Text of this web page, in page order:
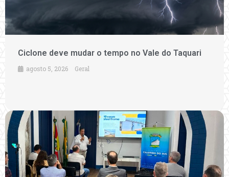
Ciclone deve mudar o tempo no Vale do Taquari
agosto 5, 2026 Geral